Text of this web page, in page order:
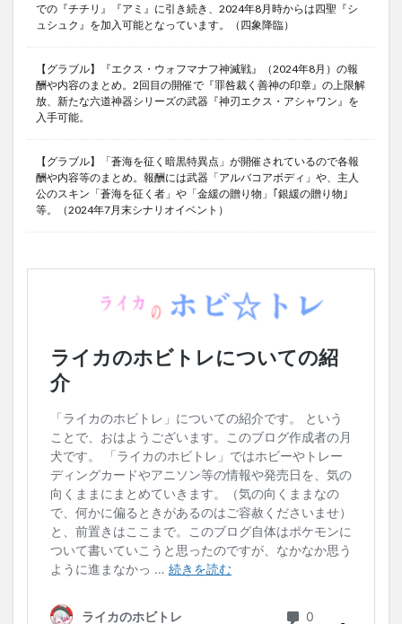
での『チチリ』『アミ』に引き続き、2024年8月時からは四聖『シ
ュシュク』を加入可能となっています。（四象降臨）
【グラブル】『エクス・ウォフマナフ神滅戦』（2024年8月）の報
酬や内容のまとめ。2回目の開催で『罪咎裁く善神の印章』の上限解
放、新たな六道神器シリーズの武器『神刃エクス・アシャワン』を
入手可能。
【グラブル】「蒼海を征く暗黒特異点」が開催されているので各報
酬や内容等のまとめ。報酬には武器「アルバコアボディ」や、主人
公のスキン「蒼海を征く者」や「金緩の贈り物」｢銀緩の贈り物｣
等。（2024年7月末シナリオイベント）